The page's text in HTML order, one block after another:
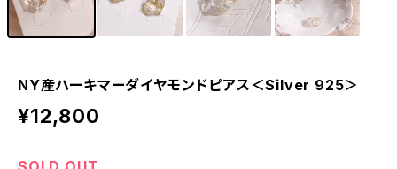
NY産ハーキマーダイヤモンドピアス＜Silver 925＞
¥12,800